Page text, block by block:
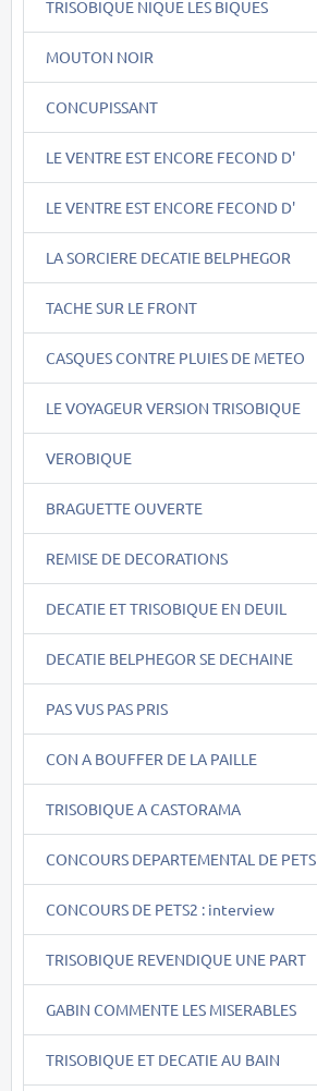
TRISOBIQUE NIQUE LES BIQUES
MOUTON NOIR
CONCUPISSANT
LE VENTRE EST ENCORE FECOND D'
LE VENTRE EST ENCORE FECOND D'
LA SORCIERE DECATIE BELPHEGOR
TACHE SUR LE FRONT
CASQUES CONTRE PLUIES DE METEO
LE VOYAGEUR VERSION TRISOBIQUE
VEROBIQUE
BRAGUETTE OUVERTE
REMISE DE DECORATIONS
DECATIE ET TRISOBIQUE EN DEUIL
DECATIE BELPHEGOR SE DECHAINE
PAS VUS PAS PRIS
CON A BOUFFER DE LA PAILLE
TRISOBIQUE A CASTORAMA
CONCOURS DEPARTEMENTAL DE PETS
CONCOURS DE PETS2 : interview
TRISOBIQUE REVENDIQUE UNE PART
GABIN COMMENTE LES MISERABLES
TRISOBIQUE ET DECATIE AU BAIN